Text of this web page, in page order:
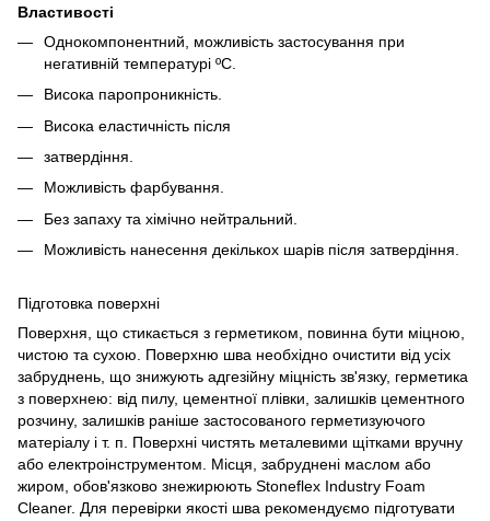
Властивості
Однокомпонентний, можливість застосування при
негативній температурі ºC.
Висока паропроникність.
Висока еластичність після
затвердіння.
Можливість фарбування.
Без запаху та хімічно нейтральний.
Можливість нанесення декількох шарів після затвердіння.
Підготовка поверхні
Поверхня, що стикається з герметиком, повинна бути міцною,
чистою та сухою. Поверхню шва необхідно очистити від усіх
забруднень, що знижують адгезійну міцність зв'язку, герметика
з поверхнею: від пилу, цементної плівки, залишків цементного
розчину, залишків раніше застосованого герметизуючого
матеріалу і т. п. Поверхні чистять металевими щітками вручну
або електроінструментом. Місця, забруднені маслом або
жиром, обов'язково знежирюють Stoneflex Industry Foam
Cleaner. Для перевірки якості шва рекомендуємо підготувати